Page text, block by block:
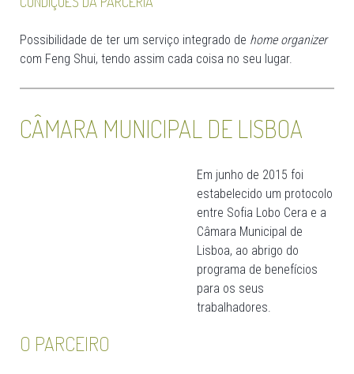
Possibilidade de ter um serviço integrado de home organizer
com Feng Shui, tendo assim cada coisa no seu lugar.
CÂMARA MUNICIPAL DE LISBOA
Em junho de 2015 foi
estabelecido um protocolo
entre Sofia Lobo Cera e a
Câmara Municipal de
Lisboa, ao abrigo do
programa de benefícios
para os seus
trabalhadores.
O PARCEIRO